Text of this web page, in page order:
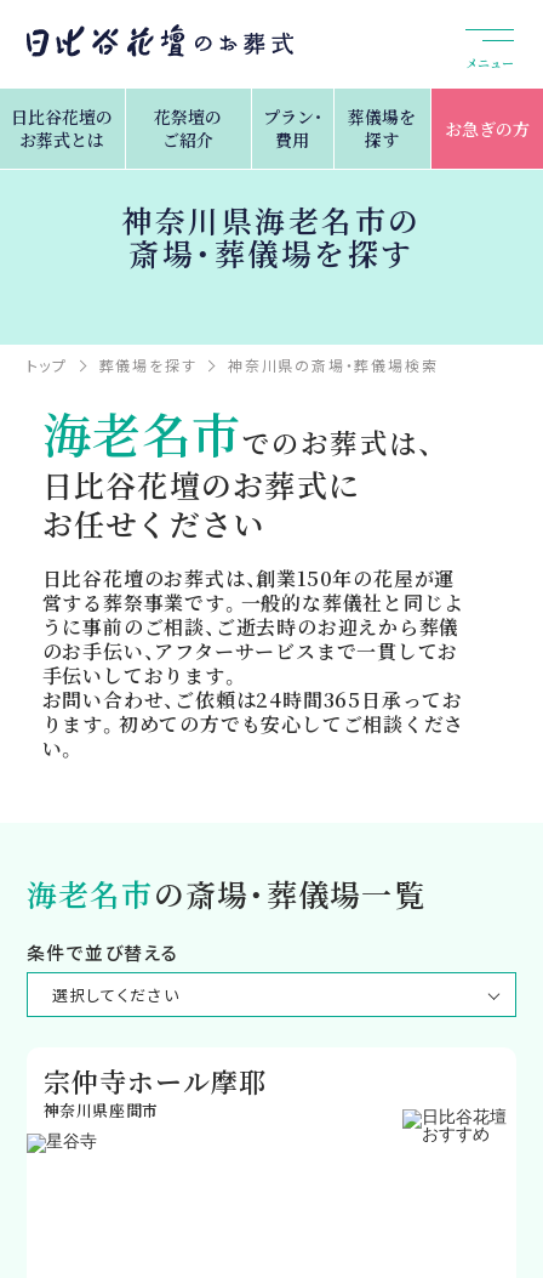
メニュー
日比谷花壇の
お葬式とは
花祭壇の
ご紹介
プラン・
費用
葬儀場を
探す
お急ぎの方
神奈川県海老名市の
斎場・葬儀場を探す
トップ 葬儀場を探す
神奈川県の斎場・葬儀場検索
海老名市でのお葬式は、
日比谷花壇のお葬式に
お任せください
日比谷花壇のお葬式は、創業150年の花屋が運
営する葬祭事業です。一般的な葬儀社と同じよ
うに事前のご相談、ご逝去時のお迎えから葬儀
のお手伝い、アフターサービスまで一貫してお
手伝いしております。
お問い合わせ、ご依頼は24時間365日承ってお
ります。初めての方でも安心してご相談くださ
い。
海老名市の斎場・葬儀場一覧
条件で並び替える
宗仲寺ホール摩耶
神奈川県座間市